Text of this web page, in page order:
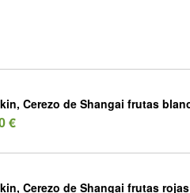
Cerezo de Shangai frutas
€
Cerezo de Shangai frutas rojas